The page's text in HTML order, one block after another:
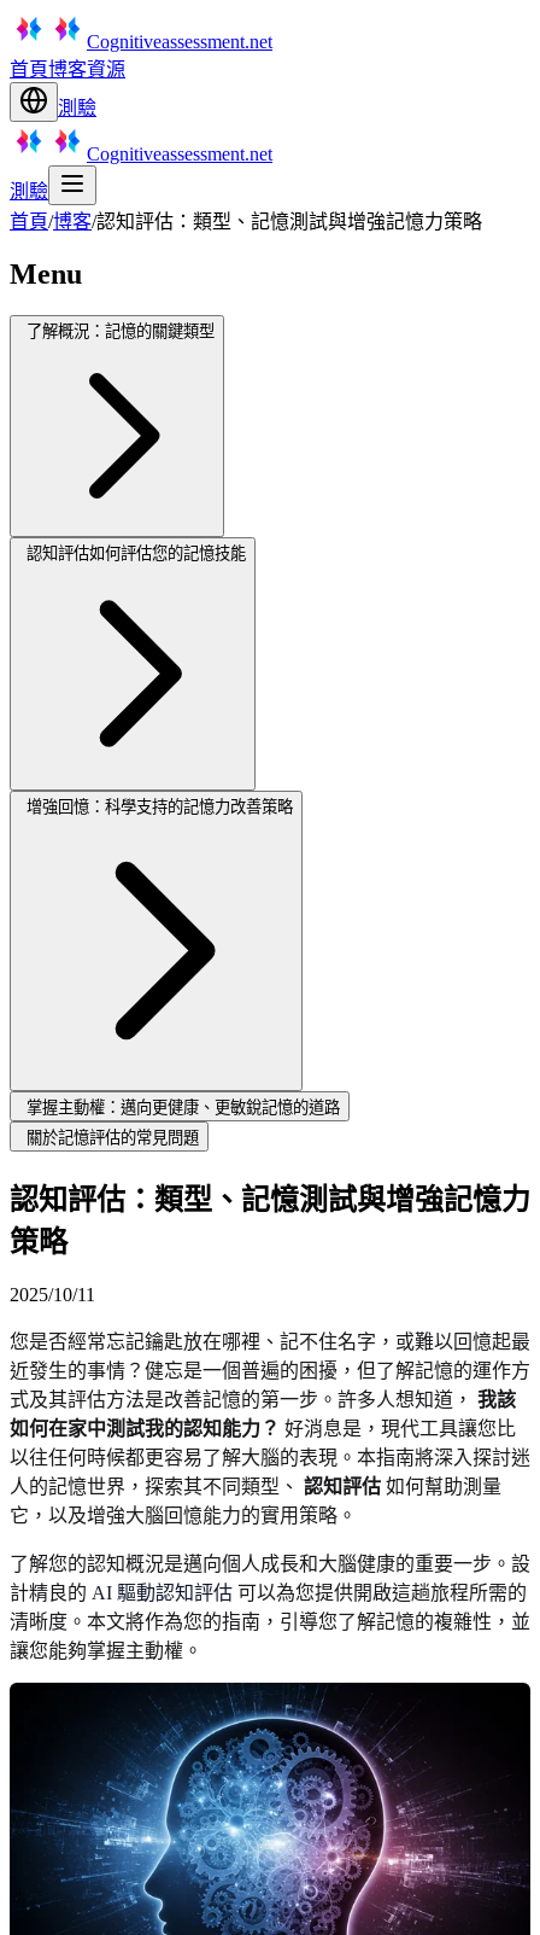
Cognitiveassessment.net
首頁博客資源
測驗
Cognitiveassessment.net
測驗
首頁/博客/認知評估：類型、記憶測試與增強記憶力策略
Menu
了解概況：記憶的關鍵類型
認知評估如何評估您的記憶技能
增強回憶：科學支持的記憶力改善策略
掌握主動權：邁向更健康、更敏銳記憶的道路
關於記憶評估的常見問題
認知評估：類型、記憶測試與增強記憶力
策略
2025/10/11
您是否經常忘記鑰匙放在哪裡、記不住名字，或難以回憶起最
近發生的事情？健忘是一個普遍的困擾，但了解記憶的運作方
式及其評估方法是改善記憶的第一步。許多人想知道， 我該
如何在家中測試我的認知能力？ 好消息是，現代工具讓您比
以往任何時候都更容易了解大腦的表現。本指南將深入探討迷
人的記憶世界，探索其不同類型、 認知評估 如何幫助測量
它，以及增強大腦回憶能力的實用策略。
了解您的認知概況是邁向個人成長和大腦健康的重要一步。設
計精良的 AI 驅動認知評估 可以為您提供開啟這趟旅程所需的
清晰度。本文將作為您的指南，引導您了解記憶的複雜性，並
讓您能夠掌握主動權。